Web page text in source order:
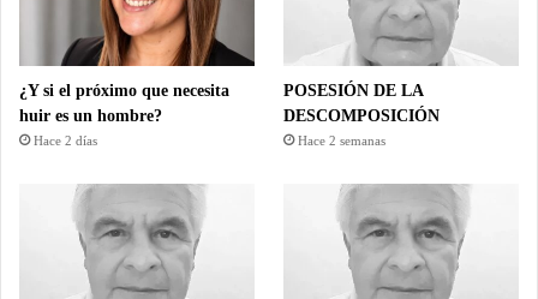
¿Y si el próximo que necesita
huir es un hombre?
Hace 2 días
POSESIÓN DE LA
DESCOMPOSICIÓN
Hace 2 semanas